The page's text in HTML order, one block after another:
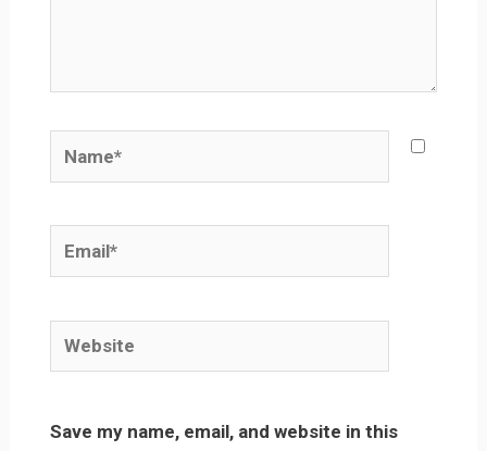
Name*
Email*
Website
Save my name, email, and website in this